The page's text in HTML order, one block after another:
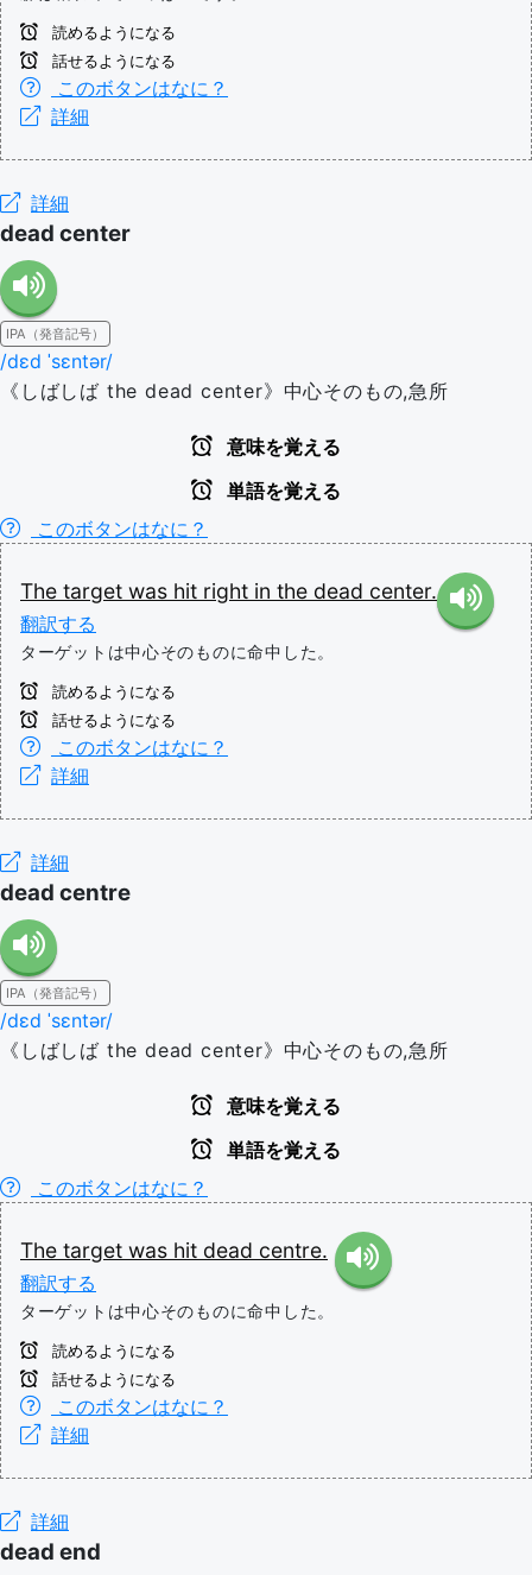
読めるようになる
話せるようになる
このボタンはなに？
詳細
詳細
dead center
IPA（発音記号）
/dɛd ˈsɛntər/
《しばしば the dead center》中心そのもの,急所
意味を覚える
単語を覚える
このボタンはなに？
The target was hit right in the dead center.
翻訳する
ターゲットは中心そのものに命中した。
読めるようになる
話せるようになる
このボタンはなに？
詳細
詳細
dead centre
IPA（発音記号）
/dɛd ˈsɛntər/
《しばしば the dead center》中心そのもの,急所
意味を覚える
単語を覚える
このボタンはなに？
The target was hit dead centre.
翻訳する
ターゲットは中心そのものに命中した。
読めるようになる
話せるようになる
このボタンはなに？
詳細
詳細
dead end